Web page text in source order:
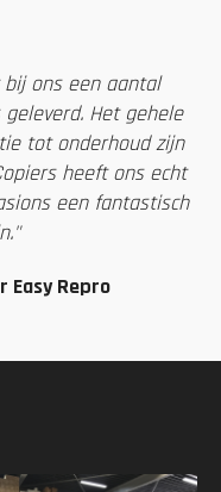
bij ons een aantal
Het gehele
tot onderhoud zijn
heeft ons echt
een fantastisch
Easy Repro